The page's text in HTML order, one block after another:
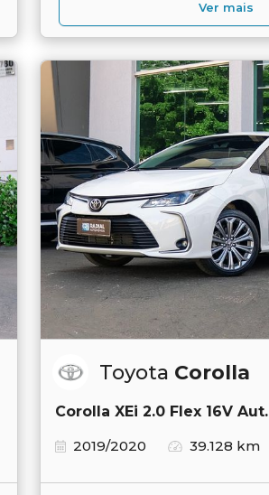
Ver mais
Toyota Corolla
Corolla XEi 2.0 Flex 16V Aut.
2019/2020
39.128 km